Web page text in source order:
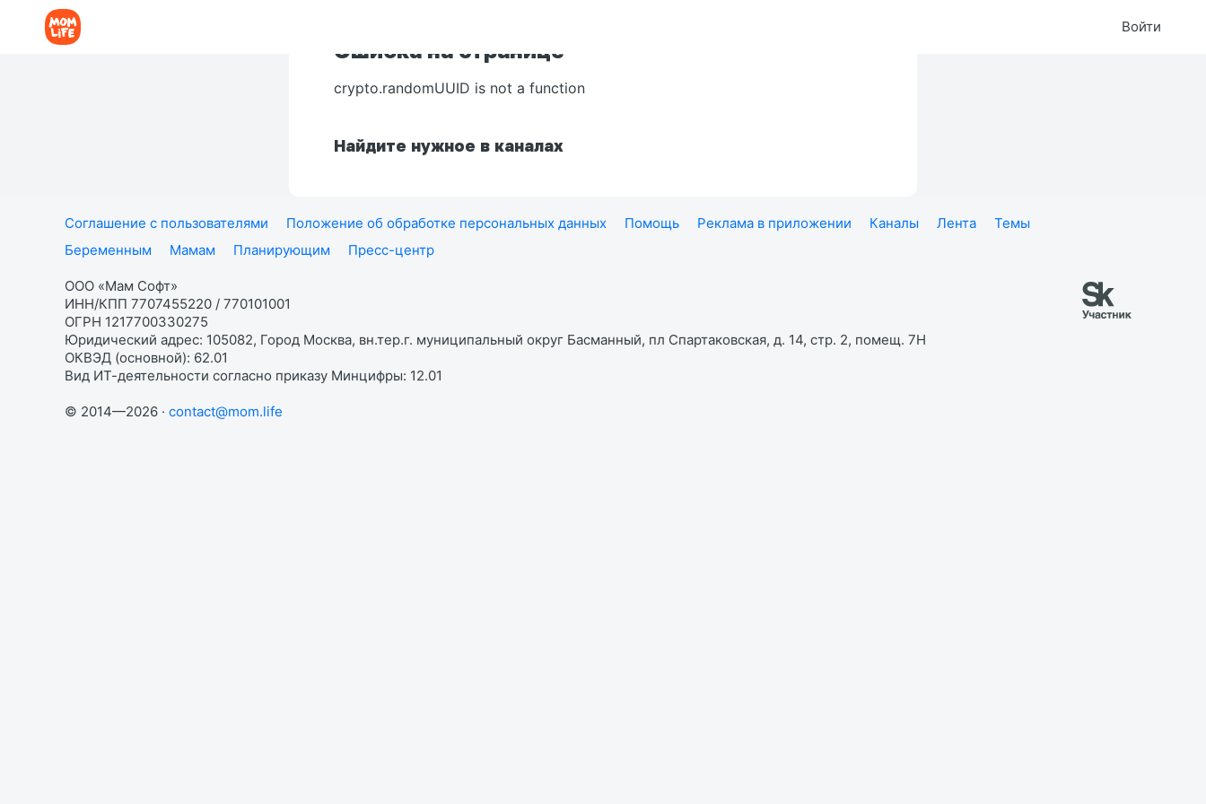
Войти
Ошибка на странице
crypto.randomUUID is not a function
Найдите нужное в каналах
Соглашение с пользователями Положение об обработке персональных данных Помощь Реклама в приложении Каналы Лента
Темы
Беременным
Мамам Планирующим Пресс-центр
ООО «Мам Софт»
ИНН/КПП 7707455220 / 770101001
ОГРН 1217700330275
Юридический адрес: 105082, Город Москва, вн.тер.г. муниципальный округ Басманный, пл Спартаковская, д. 14, стр. 2, помещ. 7Н
ОКВЭД (основной): 62.01
Вид ИТ-деятельности согласно приказу Минцифры: 12.01
© 2014—2026 · contact@mom.life